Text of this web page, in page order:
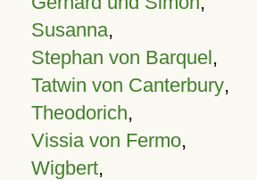
Susanna,
Stephan von Barquel,
Tatwin von Canterbury,
Theodorich,
Vissia von Fermo,
Wigbert,